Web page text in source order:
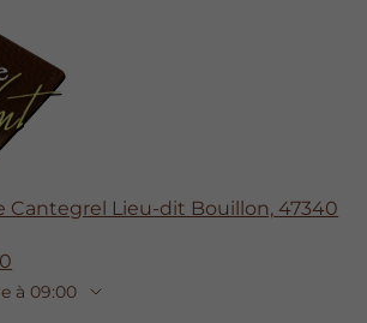
Cantegrel Lieu-dit Bouillon, 47340
à 09:00